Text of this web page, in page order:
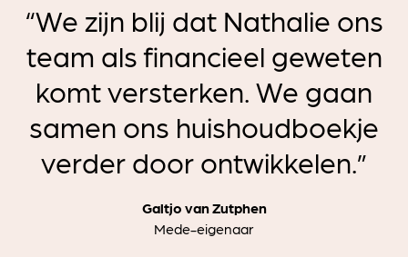
“We zijn blij dat Nathalie ons
team als financieel geweten
komt versterken. We gaan
samen ons huishoudboekje
verder door ontwikkelen.”
Galtjo van Zutphen
Mede-eigenaar